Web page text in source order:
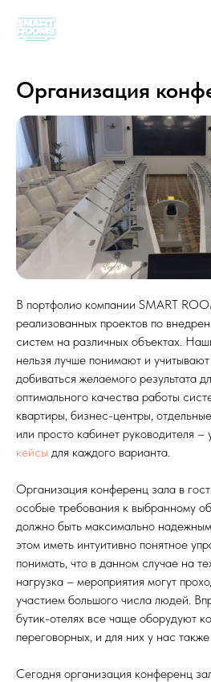
Организация
В портфолио компании SMART
реализованных проектов по
систем на различных объектах.
нельзя лучше понимают и
добиваться желаемого результата
оптимального качества работы
квартиры, бизнес-центры,
или просто кабинет руководителя –
кейсы для каждого варианта.
Организация конференц зала в
особые требования к выбранному
должно быть максимально
этом иметь интуитивно понятное
понимать, что в данном случае на
нагрузка – мероприятия могут
участием большого числа людей.
бутик-отелях все чаще оборудуют
переговорных, и для них у нас
Сегодня организация конференц